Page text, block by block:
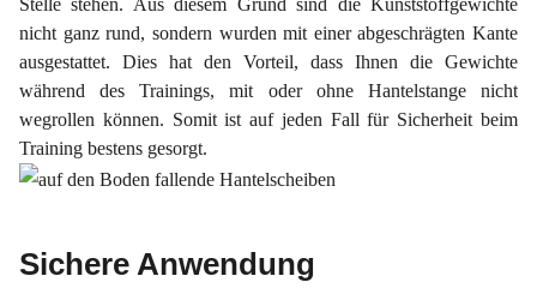
Stelle stehen. Aus diesem Grund sind die Kunststoffgewichte
nicht ganz rund, sondern wurden mit einer abgeschrägten Kante
ausgestattet. Dies hat den Vorteil, dass Ihnen die Gewichte
während des Trainings, mit oder ohne Hantelstange nicht
wegrollen können. Somit ist auf jeden Fall für Sicherheit beim
Training bestens gesorgt.
Sichere Anwendung